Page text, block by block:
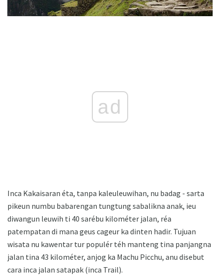
ad
Inca Kakaisaran éta, tanpa kaleuleuwihan, nu badag - sarta
pikeun numbu babarengan tungtung sabalikna anak, ieu
diwangun leuwih ti 40 sarébu kilométer jalan, réa
patempatan di mana geus cageur ka dinten hadir. Tujuan
wisata nu kawentar tur populér téh manteng tina panjangna
jalan tina 43 kilométer, anjog ka Machu Picchu, anu disebut
cara inca jalan satapak (inca Trail).